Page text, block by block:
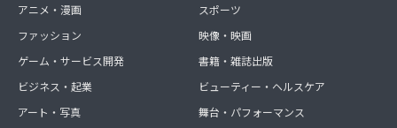
アニメ・漫画
ファッション
ゲーム・サービス開発
ビジネス・起業
アート・写真
スポーツ
映像・映画
書籍・雑誌出版
ビューティー・ヘルスケア
舞台・パフォーマンス